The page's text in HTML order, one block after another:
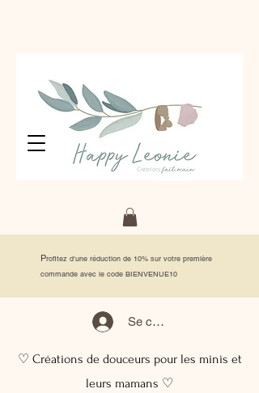
Profitez d'une réduction de 10% sur votre première
commande avec le code BIENVENUE10
Se connecter
♡ Créations de douceurs pour les minis et
leurs mamans ♡